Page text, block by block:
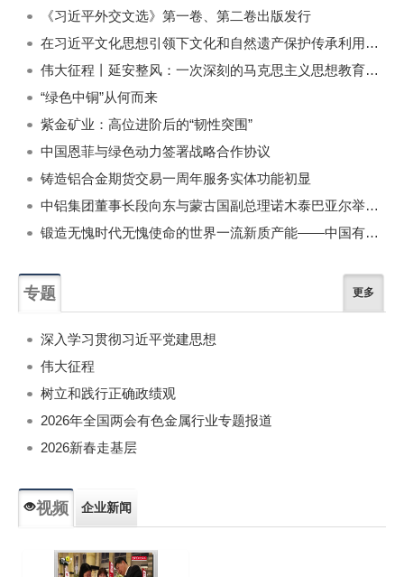
《习近平外交文选》第一卷、第二卷出版发行
在习近平文化思想引领下文化和自然遗产保护传承利用工作开创新局面
伟大征程丨延安整风：一次深刻的马克思主义思想教育运动
“绿色中铜”从何而来
紫金矿业：高位进阶后的“韧性突围”
中国恩菲与绿色动力签署战略合作协议
铸造铝合金期货交易一周年服务实体功能初显
中铝集团董事长段向东与蒙古国副总理诺木泰巴亚尔举行会谈
锻造无愧时代无愧使命的世界一流新质产能——中国有色金属工业的战略应对与破局之道（二）
专题 更多
深入学习贯彻习近平党建思想
伟大征程
树立和践行正确政绩观
2026年全国两会有色金属行业专题报道
2026新春走基层
视频 企业新闻